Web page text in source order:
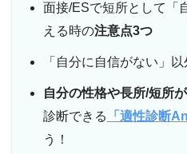
面接/ESで短所として「
える時の注意点3つ
「自分に自信がない」
自分の性格や長所/短所
診断できる
「適性診断
う！